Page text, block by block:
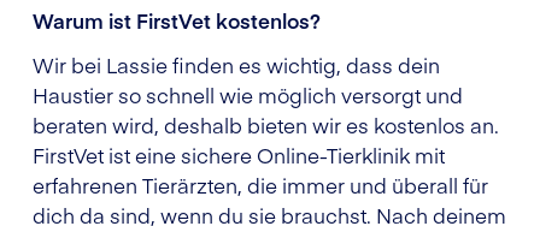
Warum ist FirstVet kostenlos?
Wir bei Lassie finden es wichtig, dass dein
Haustier so schnell wie möglich versorgt und
beraten wird, deshalb bieten wir es kostenlos an.
FirstVet ist eine sichere Online-Tierklinik mit
erfahrenen Tierärzten, die immer und überall für
dich da sind, wenn du sie brauchst. Nach deinem